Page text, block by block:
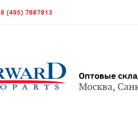
8 (495) 7887813
Оптовые
Москва,